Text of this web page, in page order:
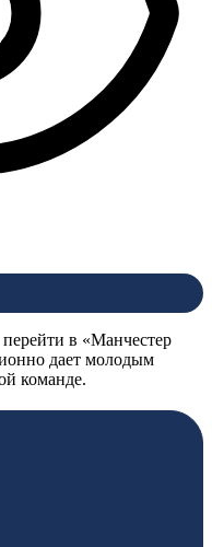
в «Манчестер
дает молодым
команде.